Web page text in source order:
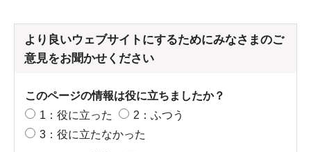
より良いウェブサイトにするためにみなさまのご
意見をお聞かせください
このページの情報は役に立ちましたか？
1：役に立った
2：ふつう
3：役に立たなかった